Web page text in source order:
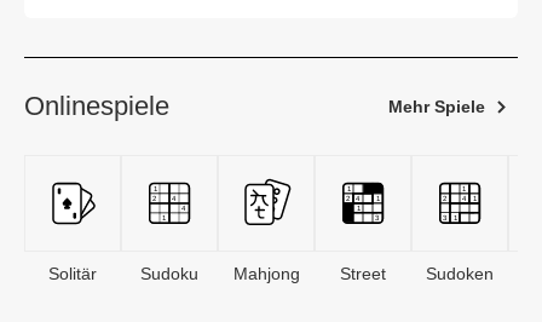
Onlinespiele Mehr Spiele
Solitär Sudoku Mahjong Street Sudoken